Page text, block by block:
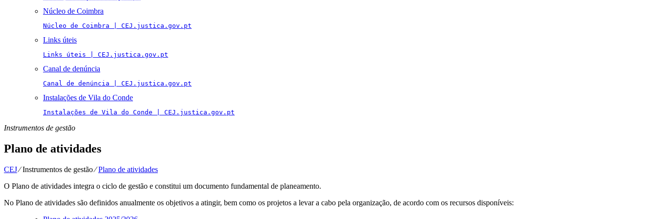
Núcleo de Coimbra
Núcleo de Coimbra | CEJ.justica.gov.pt
Links úteis
Links úteis | CEJ.justica.gov.pt
Canal de denúncia
Canal de denúncia | CEJ.justica.gov.pt
Instalações de Vila do Conde
Instalações de Vila do Conde | CEJ.justica.gov.pt
Instrumentos de gestão
Plano de atividades
CEJ⁄Instrumentos de gestão⁄Plano de atividades
O Plano de atividades integra o ciclo de gestão e constitui um documento fundamental de planeamento.
No Plano de atividades são definidos anualmente os objetivos a atingir, bem como os projetos a levar a cabo pela organização, de acordo com os recursos disponíveis: